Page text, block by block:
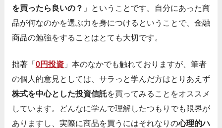
を買ったら良いの？ 」ということです。自分にあった商
品が何なのかを選ぶ力を身につけるということで、金融
商品の勉強をすることはとても大切です。
拙著「 0円投資」本のなかでも触れておりますが、筆者
の個人的意見としては、サラっと学んだ方はとりあえず
株式を中心とした投資信託を買ってみることをオススメ
しています。どんなに学んで理解したつもりでも限界が
ありますし、実際に商品を買うにはそれなりの心理的ハ